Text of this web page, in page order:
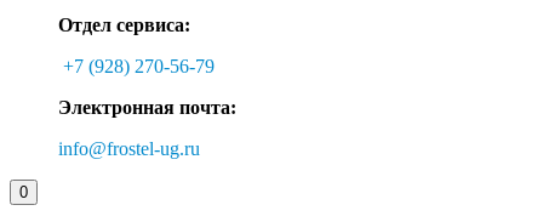
Отдел сервиса:
+7 (928) 270-56-79
Электронная почта:
info@frostel-ug.ru
0